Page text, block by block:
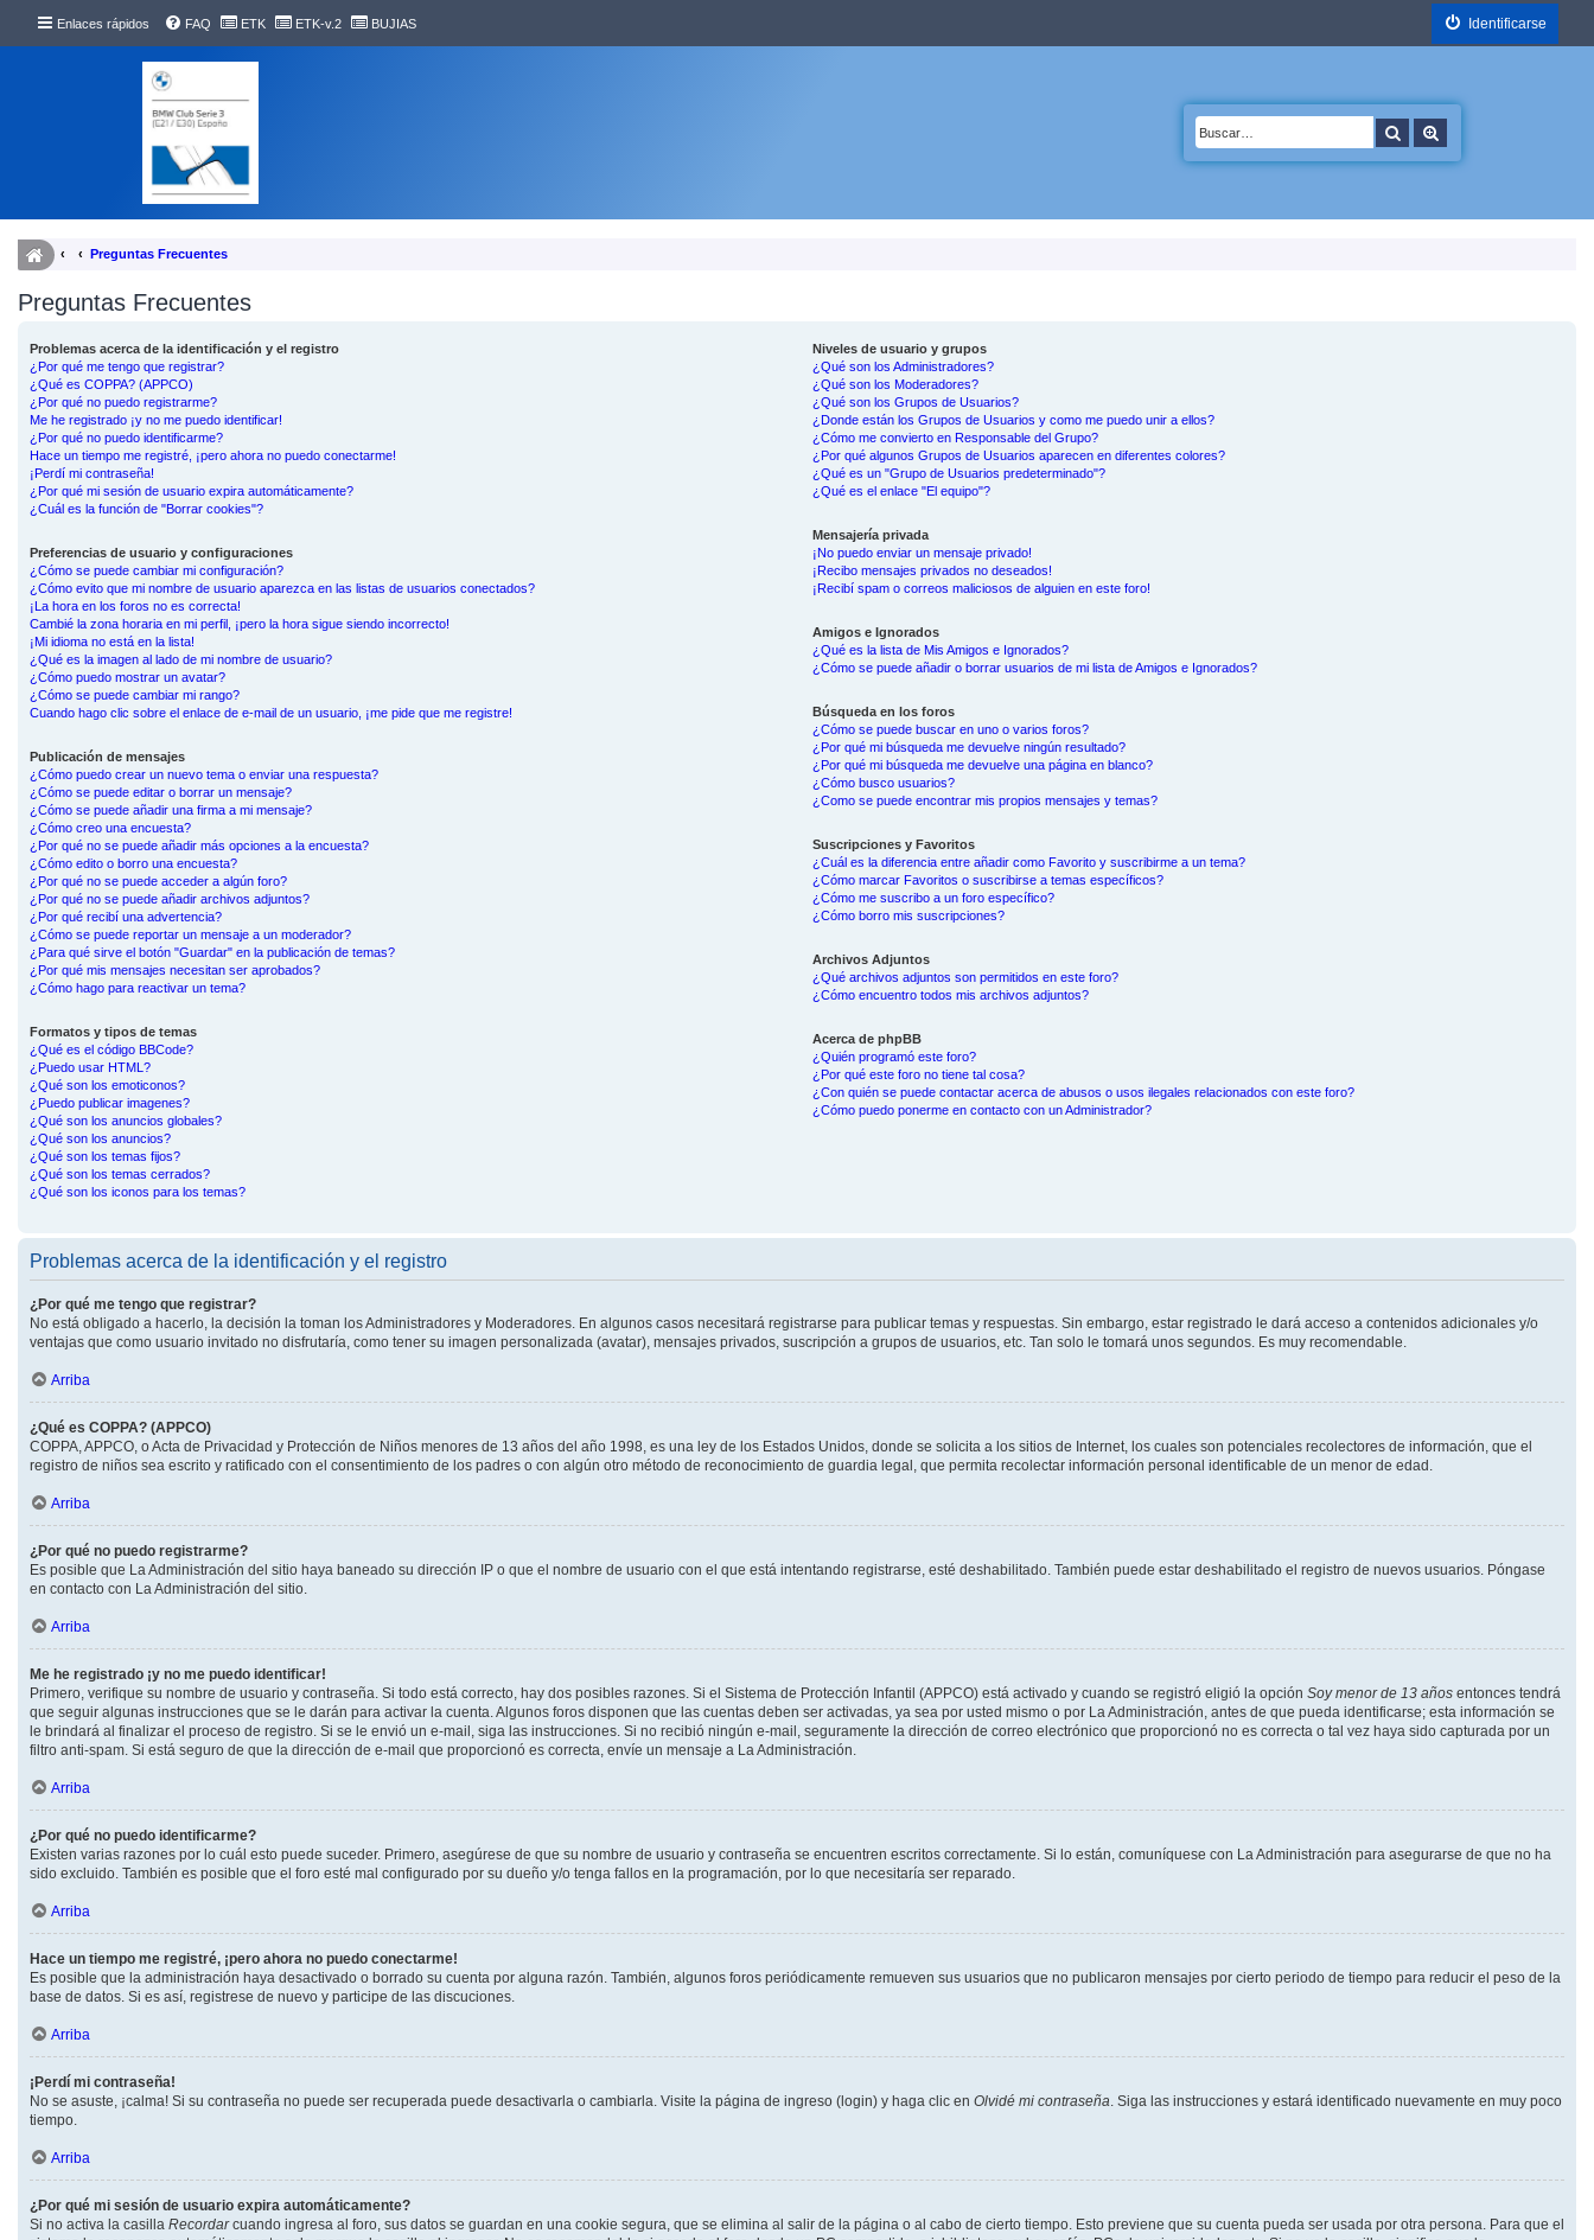
Enlaces rápidos FAQ ETK ETK-v.2 BUJIAS Identificarse
Buscar
Preguntas Frecuentes
Preguntas Frecuentes
Problemas acerca de la identificación y el registro
¿Por qué me tengo que registrar?
¿Qué es COPPA? (APPCO)
¿Por qué no puedo registrarme?
Me he registrado ¡y no me puedo identificar!
¿Por qué no puedo identificarme?
Hace un tiempo me registré, ¡pero ahora no puedo conectarme!
¡Perdí mi contraseña!
¿Por qué mi sesión de usuario expira automáticamente?
¿Cuál es la función de "Borrar cookies"?
Preferencias de usuario y configuraciones
¿Cómo se puede cambiar mi configuración?
¿Cómo evito que mi nombre de usuario aparezca en las listas de usuarios conectados?
¡La hora en los foros no es correcta!
Cambié la zona horaria en mi perfil, ¡pero la hora sigue siendo incorrecto!
¡Mi idioma no está en la lista!
¿Qué es la imagen al lado de mi nombre de usuario?
¿Cómo puedo mostrar un avatar?
¿Cómo se puede cambiar mi rango?
Cuando hago clic sobre el enlace de e-mail de un usuario, ¡me pide que me registre!
Publicación de mensajes
¿Cómo puedo crear un nuevo tema o enviar una respuesta?
¿Cómo se puede editar o borrar un mensaje?
¿Cómo se puede añadir una firma a mi mensaje?
¿Cómo creo una encuesta?
¿Por qué no se puede añadir más opciones a la encuesta?
¿Cómo edito o borro una encuesta?
¿Por qué no se puede acceder a algún foro?
¿Por qué no se puede añadir archivos adjuntos?
¿Por qué recibí una advertencia?
¿Cómo se puede reportar un mensaje a un moderador?
¿Para qué sirve el botón "Guardar" en la publicación de temas?
¿Por qué mis mensajes necesitan ser aprobados?
¿Cómo hago para reactivar un tema?
Formatos y tipos de temas
¿Qué es el código BBCode?
¿Puedo usar HTML?
¿Qué son los emoticonos?
¿Puedo publicar imagenes?
¿Qué son los anuncios globales?
¿Qué son los anuncios?
¿Qué son los temas fijos?
¿Qué son los temas cerrados?
¿Qué son los iconos para los temas?
Niveles de usuario y grupos
¿Qué son los Administradores?
¿Qué son los Moderadores?
¿Qué son los Grupos de Usuarios?
¿Donde están los Grupos de Usuarios y como me puedo unir a ellos?
¿Cómo me convierto en Responsable del Grupo?
¿Por qué algunos Grupos de Usuarios aparecen en diferentes colores?
¿Qué es un "Grupo de Usuarios predeterminado"?
¿Qué es el enlace "El equipo"?
Mensajería privada
¡No puedo enviar un mensaje privado!
¡Recibo mensajes privados no deseados!
¡Recibí spam o correos maliciosos de alguien en este foro!
Amigos e Ignorados
¿Qué es la lista de Mis Amigos e Ignorados?
¿Cómo se puede añadir o borrar usuarios de mi lista de Amigos e Ignorados?
Búsqueda en los foros
¿Cómo se puede buscar en uno o varios foros?
¿Por qué mi búsqueda me devuelve ningún resultado?
¿Por qué mi búsqueda me devuelve una página en blanco?
¿Cómo busco usuarios?
¿Como se puede encontrar mis propios mensajes y temas?
Suscripciones y Favoritos
¿Cuál es la diferencia entre añadir como Favorito y suscribirme a un tema?
¿Cómo marcar Favoritos o suscribirse a temas específicos?
¿Cómo me suscribo a un foro específico?
¿Cómo borro mis suscripciones?
Archivos Adjuntos
¿Qué archivos adjuntos son permitidos en este foro?
¿Cómo encuentro todos mis archivos adjuntos?
Acerca de phpBB
¿Quién programó este foro?
¿Por qué este foro no tiene tal cosa?
¿Con quién se puede contactar acerca de abusos o usos ilegales relacionados con este foro?
¿Cómo puedo ponerme en contacto con un Administrador?
Problemas acerca de la identificación y el registro
¿Por qué me tengo que registrar?
No está obligado a hacerlo, la decisión la toman los Administradores y Moderadores. En algunos casos necesitará registrarse para publicar temas y respuestas. Sin embargo, estar registrado le dará acceso a contenidos adicionales y/o
ventajas que como usuario invitado no disfrutaría, como tener su imagen personalizada (avatar), mensajes privados, suscripción a grupos de usuarios, etc. Tan solo le tomará unos segundos. Es muy recomendable.
Arriba
¿Qué es COPPA? (APPCO)
COPPA, APPCO, o Acta de Privacidad y Protección de Niños menores de 13 años del año 1998, es una ley de los Estados Unidos, donde se solicita a los sitios de Internet, los cuales son potenciales recolectores de información, que el
registro de niños sea escrito y ratificado con el consentimiento de los padres o con algún otro método de reconocimiento de guardia legal, que permita recolectar información personal identificable de un menor de edad.
Arriba
¿Por qué no puedo registrarme?
Es posible que La Administración del sitio haya baneado su dirección IP o que el nombre de usuario con el que está intentando registrarse, esté deshabilitado. También puede estar deshabilitado el registro de nuevos usuarios. Póngase
en contacto con La Administración del sitio.
Arriba
Me he registrado ¡y no me puedo identificar!
Primero, verifique su nombre de usuario y contraseña. Si todo está correcto, hay dos posibles razones. Si el Sistema de Protección Infantil (APPCO) está activado y cuando se registró eligió la opción Soy menor de 13 años entonces tendrá
que seguir algunas instrucciones que se le darán para activar la cuenta. Algunos foros disponen que las cuentas deben ser activadas, ya sea por usted mismo o por La Administración, antes de que pueda identificarse; esta información se
le brindará al finalizar el proceso de registro. Si se le envió un e-mail, siga las instrucciones. Si no recibió ningún e-mail, seguramente la dirección de correo electrónico que proporcionó no es correcta o tal vez haya sido capturada por un
filtro anti-spam. Si está seguro de que la dirección de e-mail que proporcionó es correcta, envíe un mensaje a La Administración.
Arriba
¿Por qué no puedo identificarme?
Existen varias razones por lo cuál esto puede suceder. Primero, asegúrese de que su nombre de usuario y contraseña se encuentren escritos correctamente. Si lo están, comuníquese con La Administración para asegurarse de que no ha
sido excluido. También es posible que el foro esté mal configurado por su dueño y/o tenga fallos en la programación, por lo que necesitaría ser reparado.
Arriba
Hace un tiempo me registré, ¡pero ahora no puedo conectarme!
Es posible que la administración haya desactivado o borrado su cuenta por alguna razón. También, algunos foros periódicamente remueven sus usuarios que no publicaron mensajes por cierto periodo de tiempo para reducir el peso de la
base de datos. Si es así, registrese de nuevo y participe de las discuciones.
Arriba
¡Perdí mi contraseña!
No se asuste, ¡calma! Si su contraseña no puede ser recuperada puede desactivarla o cambiarla. Visite la página de ingreso (login) y haga clic en Olvidé mi contraseña. Siga las instrucciones y estará identificado nuevamente en muy poco
tiempo.
Arriba
¿Por qué mi sesión de usuario expira automáticamente?
Si no activa la casilla Recordarcuando ingresa al foro, sus datos se guardan en una cookie segura, que se elimina al salir de la página o al cabo de cierto tiempo. Esto previene que su cuenta pueda ser usada por otra persona. Para que el